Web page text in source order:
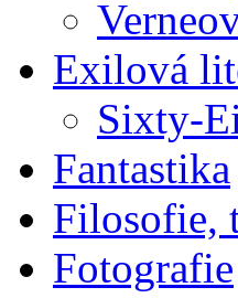
Exilová
Sixty-
Fantastika
Filosofie,
Fotografie